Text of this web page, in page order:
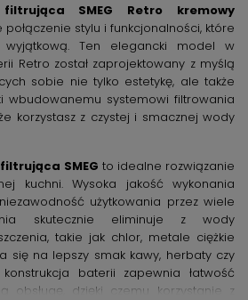
SMEG Retro kremowy
połączenie stylu i funkcjonalności, które
wyjątkową. Ten elegancki model w
Retro został zaprojektowany z myślą
sobie nie tylko estetykę, ale także
wbudowanemu systemowi filtrowania
korzystasz z czystej i smacznej wody
SMEG to idealne rozwiązanie
kuchni. Wysoka jakość wykonania
użytkowania przez wiele
skutecznie eliminuje z wody
takie jak chlor, metale ciężkie
się na lepszy smak kawy, herbaty czy
baterii zapewnia łatwość
obsługę, dzięki czemu korzystanie z